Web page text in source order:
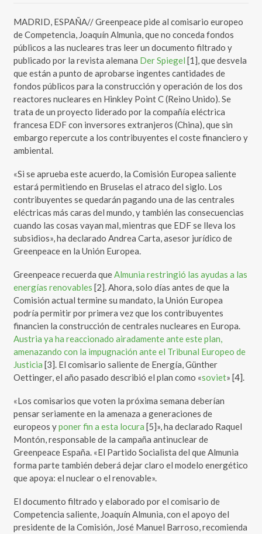
MADRID, ESPAÑA// Greenpeace pide al comisario europeo
de Competencia, Joaquín Almunia, que no conceda fondos
públicos a las nucleares tras leer un documento filtrado y
publicado por la revista alemana Der Spiegel [1], que desvela
que están a punto de aprobarse ingentes cantidades de
fondos públicos para la construcción y operación de los dos
reactores nucleares en Hinkley Point C (Reino Unido). Se
trata de un proyecto liderado por la compañía eléctrica
francesa EDF con inversores extranjeros (China), que sin
embargo repercute a los contribuyentes el coste financiero y
ambiental.
«Si se aprueba este acuerdo, la Comisión Europea saliente
estará permitiendo en Bruselas el atraco del siglo. Los
contribuyentes se quedarán pagando una de las centrales
eléctricas más caras del mundo, y también las consecuencias
cuando las cosas vayan mal, mientras que EDF se lleva los
subsidios», ha declarado Andrea Carta, asesor jurídico de
Greenpeace en la Unión Europea.
Greenpeace recuerda queAlmunia restringió las ayudas a las
energías renovables [2]. Ahora, solo días antes de que la
Comisión actual termine su mandato, la Unión Europea
podría permitir por primera vez que los contribuyentes
financien la construcción de centrales nucleares en Europa.
Austria ya ha reaccionado airadamente ante este plan,
amenazando con la impugnación ante el Tribunal Europeo de
Justicia [3]. El comisario saliente de Energía, Günther
Oettinger, el año pasado describió el plan como «soviet» [4].
«Los comisarios que voten la próxima semana deberían
pensar seriamente en la amenaza a generaciones de
europeos yponer fin a esta locura [5]», ha declarado Raquel
Montón, responsable de la campaña antinuclear de
Greenpeace España. «El Partido Socialista del que Almunia
forma parte también deberá dejar claro el modelo energético
que apoya: el nuclear o el renovable».
El documento filtrado y elaborado por el comisario de
Competencia saliente, Joaquín Almunia, con el apoyo del
presidente de la Comisión, José Manuel Barroso, recomienda